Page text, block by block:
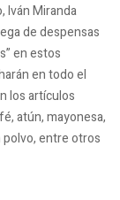
Iván Miranda
de despensas
en estos
en todo el
los artículos
atún, mayonesa,
polvo, entre otros